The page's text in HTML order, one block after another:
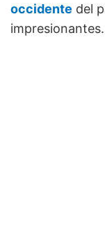
occidente del
impresionantes.